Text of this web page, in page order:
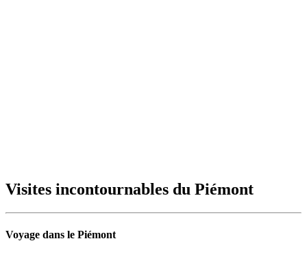
Visites incontournables du Piémont
Voyage dans le Piémont